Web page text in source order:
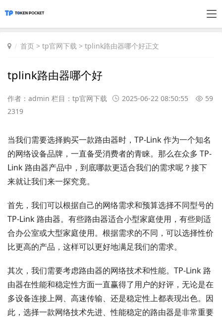
首页 > tp官网下载 > tplink路由器哪个好正文
tplink路由器哪个好
作者：admin 栏目： tp官网下载 2025-06-22 08:50:55
59
2319
当我们需要选择购买一款路由器时，TP-Link 作为一个知名
的网络设备品牌，一直备受消费者的青睐。那么在众多 TP-
Link 路由器产品中，到底哪款更适合我们的需求呢？接下
来就让我们来一探究竟。
首先，我们可以根据自己的网络需求和预算选择不同型号的
TP-Link 路由器。有些路由器适合小型家庭使用，有些则适
合办公室或大型家庭使用。根据需求的不同，可以选择性价
比更高的产品，这样可以更好地满足我们的需求。
其次，我们需要考虑路由器的网络技术和性能。TP-Link 路
由器在性能和稳定性方面一直赢得了用户的好评，无论是在
多设备连接上网、高速传输、还是稳定性上都表现出色。因
此，选择一款网络技术先进、性能稳定的路由器是非常重要